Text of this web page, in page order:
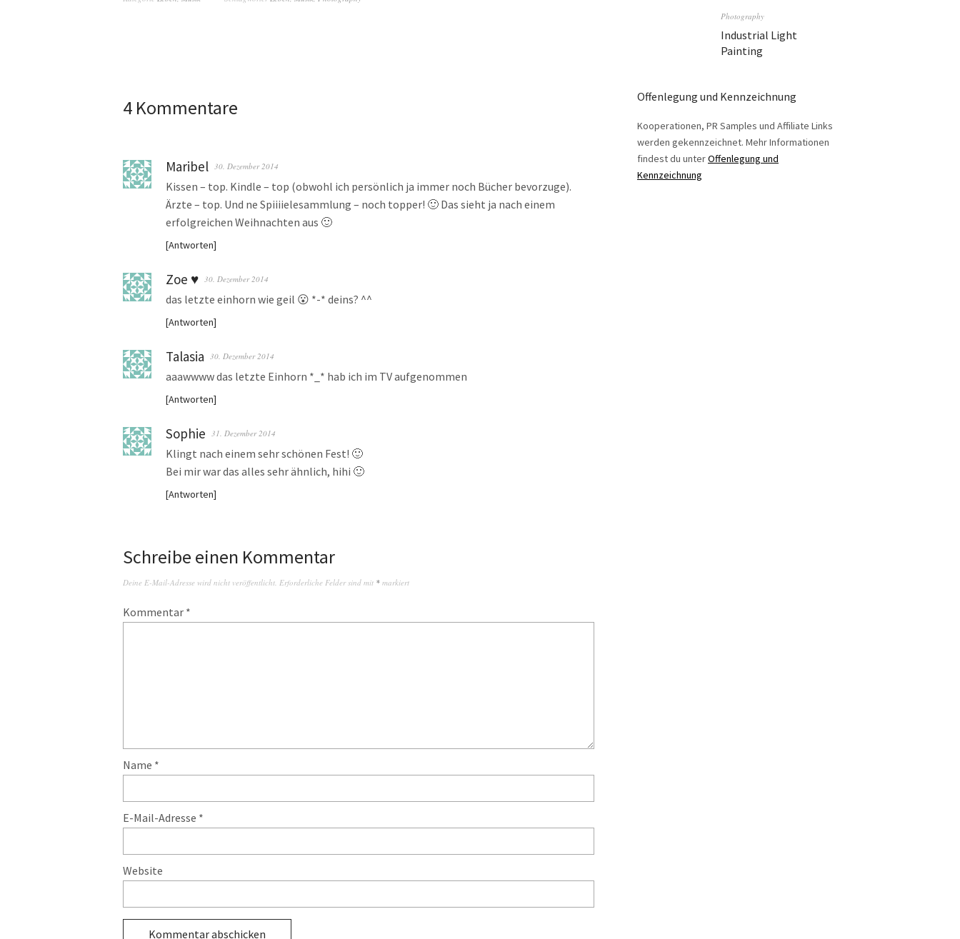
4 Kommentare
Maribel 30. Dezember 2014
Kissen – top. Kindle – top (obwohl ich persönlich ja immer noch Bücher bevorzuge).
Ärzte – top. Und ne Spiiiielesammlung – noch topper! 🙂 Das sieht ja nach einem
erfolgreichen Weihnachten aus 🙂
Antworten
Zoe ♥ 30. Dezember 2014
das letzte einhorn wie geil 😮 *-* deins? ^^
Antworten
Talasia 30. Dezember 2014
aaawwww das letzte Einhorn *_* hab ich im TV aufgenommen
Antworten
Sophie 31. Dezember 2014
Klingt nach einem sehr schönen Fest! 🙂
Bei mir war das alles sehr ähnlich, hihi 🙂
Antworten
Schreibe einen Kommentar
Deine E-Mail-Adresse wird nicht veröffentlicht. Erforderliche Felder sind mit * markiert
Kommentar *
Name *
E-Mail-Adresse *
Website
Photography
Industrial Light
Painting
Offenlegung und Kennzeichnung
Kooperationen, PR Samples und Affiliate Links
werden gekennzeichnet. Mehr Informationen
findest du unterOffenlegung und
Kennzeichnung